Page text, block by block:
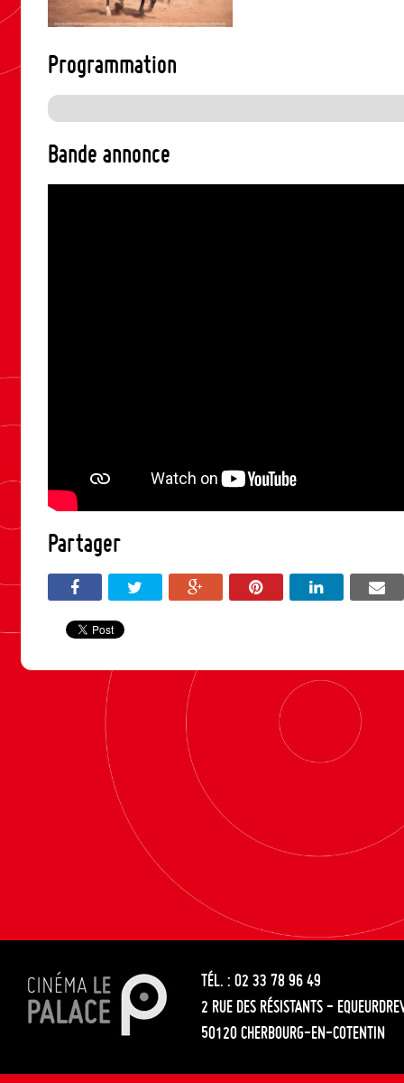
Programmation
Bande annonce
Partager
TÉL. : 02 33 78 96 49
2 RUE DES RÉSISTANTS -
50120 CHERBOURG-EN-COTENTIN